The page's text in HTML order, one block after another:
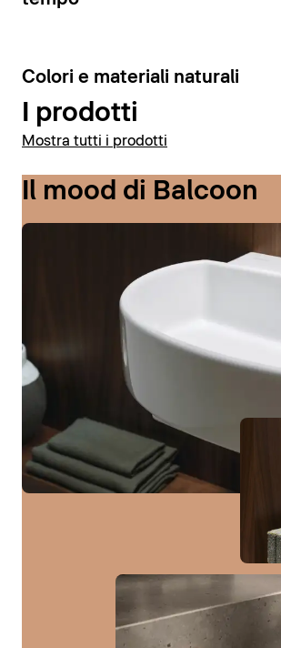
6
Colori e materiali naturali
I prodotti
Mostra tutti i prodotti
Il mood di Balcoon